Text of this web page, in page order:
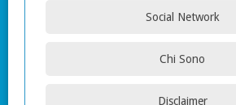
Social Network
Chi Sono
Disclaimer